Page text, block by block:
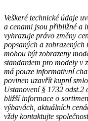
Veškeré technické údaje
a cenami jsou přibližné a
vyhrazuje právo změny
popsaných a
mohou být zobrazeny
standardem pro modely v
má pouze informativní
povinen uzavřít kupní
Ustanovení § 1732 odst.2
bližší informace o
výbavách, aktuálních
vždy kontaktujte